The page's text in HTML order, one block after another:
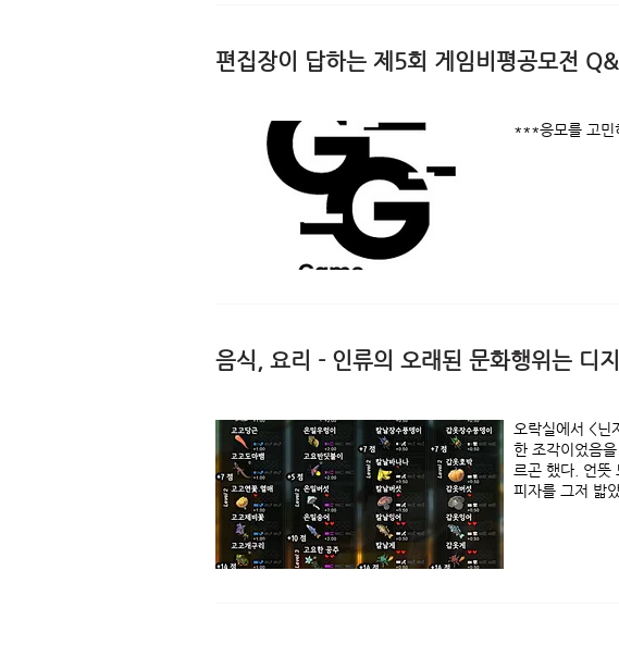
편집장이 답하는 제5회 게임비평공모전
***응모를 고민
음식, 요리 - 인류의 오래된 문화행위는 디
오락실에서 <닌
한 조각이었음
르곤 했다. 언뜻
피자를 그저 밟